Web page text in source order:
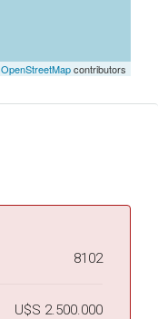
OpenStreetMapcontributors
8102
U$S 2.500.000